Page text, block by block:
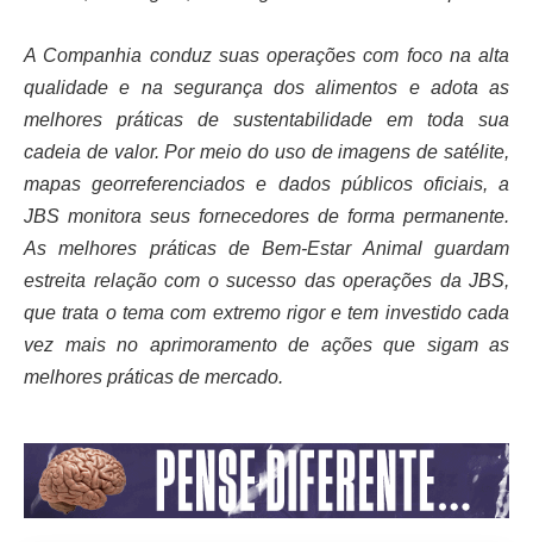
A Companhia conduz suas operações com foco na alta
qualidade e na segurança dos alimentos e adota as
melhores práticas de sustentabilidade em toda sua
cadeia de valor. Por meio do uso de imagens de satélite,
mapas georreferenciados e dados públicos oficiais, a
JBS monitora seus fornecedores de forma permanente.
As melhores práticas de Bem-Estar Animal guardam
estreita relação com o sucesso das operações da JBS,
que trata o tema com extremo rigor e tem investido cada
vez mais no aprimoramento de ações que sigam as
melhores práticas de mercado.